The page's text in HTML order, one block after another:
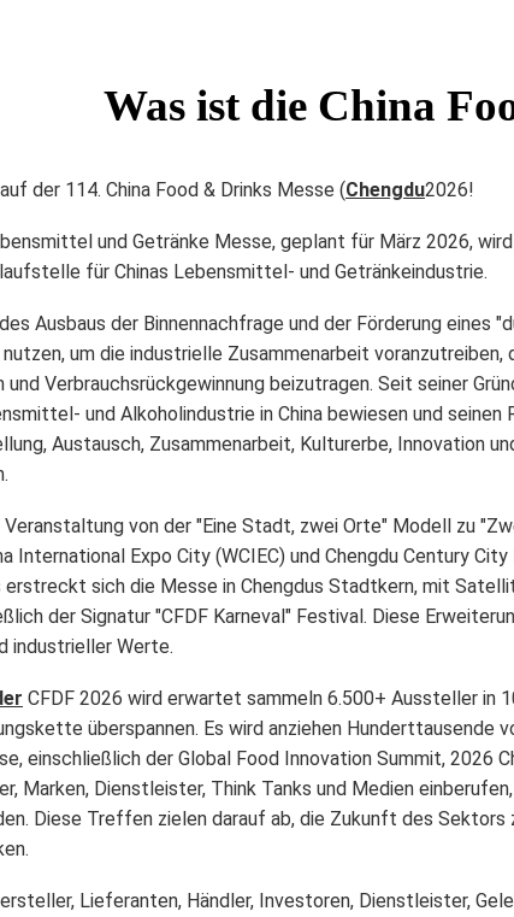
Was ist die China
der 114. China Food & Drinks Messe (Chengdu2026!
und Getränke Messe, geplant für März 2026,
für Chinas Lebensmittel- und Getränkeindustrie.
Ausbaus der Binnennachfrage und der Förderung eines
um die industrielle Zusammenarbeit
Verbrauchsrückgewinnung beizutragen. Seit seiner
und Alkoholindustrie in China bewiesen und
Austausch, Zusammenarbeit, Kulturerbe, Innovation
von der "Eine Stadt, zwei Orte" Modell zu
International Expo City (WCIEC) und Chengdu Century
erstreckt sich die Messe in Chengdus Stadtkern, mit
der Signatur "CFDF Karneval" Festival. Diese
industrieller Werte.
CFDF 2026 wird erwartet sammeln 6.500+ Aussteller in
überspannen. Es wird anziehen Hunderttausende
einschließlich der Global Food Innovation Summit, 2026
Marken, Dienstleister, Think Tanks und Medien
Diese Treffen zielen darauf ab, die Zukunft des
Lieferanten, Händler, Investoren, Dienstleister,